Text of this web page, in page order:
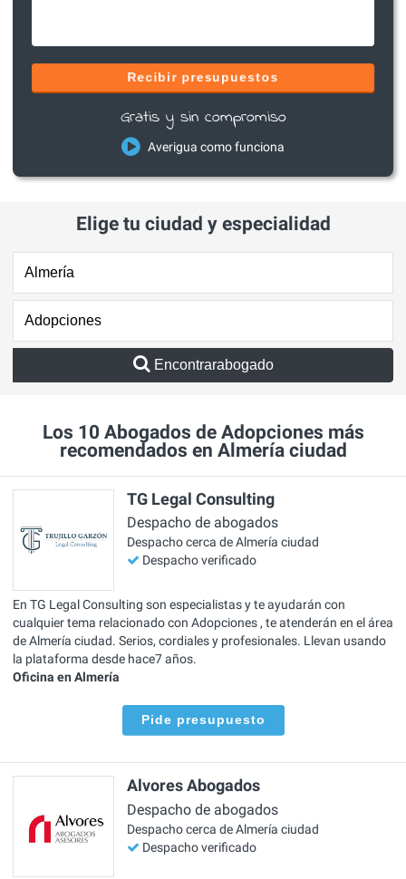
Recibir presupuestos
Gratis y sin compromiso
Averigua como funciona
Elige tu ciudad y especialidad
Encontrarabogado
Los 10 Abogados de Adopciones más
recomendados en Almería ciudad
TG Legal Consulting
Despacho de abogados
Despacho cerca de Almería ciudad
Despacho verificado
En TG Legal Consulting son especialistas y te ayudarán con
cualquier tema relacionado con Adopciones , te atenderán en el área
de Almería ciudad. Serios, cordiales y profesionales. Llevan usando
la plataforma desde hace7 años.
Oficina en Almería
Pide presupuesto
Alvores Abogados
Despacho de abogados
Despacho cerca de Almería ciudad
Despacho verificado